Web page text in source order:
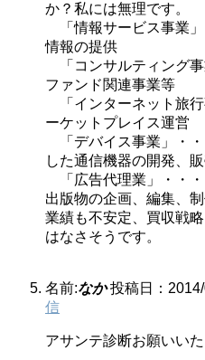
か？私には無理です。
「情報サービス事業
情報の提供
「コンサルティング事
ファンド関連事業等
「インターネット旅
ーケットプレイス運営
「デバイス事業」・・
した通信機器の開発、
「広告代理業」・・
出版物の企画、編集、
業績も不安定、買収戦
はなさそうです。
名前:なか 投稿日：
信
アサンテ診断お願いい